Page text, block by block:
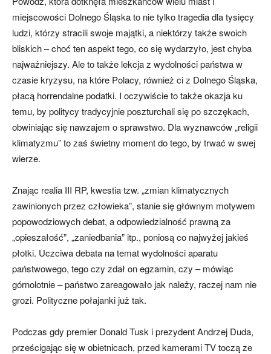
miejscowości Dolnego Śląska to nie tylko tragedia dla tysięcy
ludzi, którzy stracili swoje majątki, a niektórzy także swoich
bliskich – choć ten aspekt tego, co się wydarzyło, jest chyba
najważniejszy. Ale to także lekcja z wydolności państwa w
czasie kryzysu, na które Polacy, również ci z Dolnego Śląska,
płacą horrendalne podatki. I oczywiście to także okazja ku
temu, by politycy tradycyjnie poszturchali się po szczękach,
obwiniając się nawzajem o sprawstwo. Dla wyznawców „religii
klimatyzmu” to zaś świetny moment do tego, by trwać w swej
wierze.
Znając realia III RP, kwestia tzw. „zmian klimatycznych
zawinionych przez człowieka”, stanie się głównym motywem
popowodziowych debat, a odpowiedzialność prawną za
„opieszałość”, „zaniedbania” itp., poniosą co najwyżej jakieś
płotki. Uczciwa debata na temat wydolności aparatu
państwowego, tego czy zdał on egzamin, czy – mówiąc
górnolotnie – państwo zareagowało jak należy, raczej nam nie
grozi. Polityczne połajanki już tak.
Podczas gdy premier Donald Tusk i prezydent Andrzej Duda,
prześcigając się w obietnicach, przed kamerami TV toczą ze